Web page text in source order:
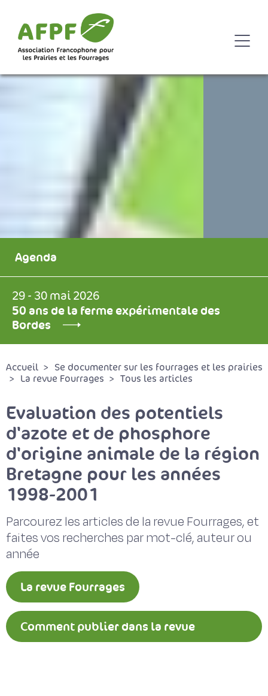
Agenda
29 - 30 mai 2026
50 ans de la ferme expérimentale des
Bordes
Accueil
Se documenter sur les fourrages et les prairies
La revue Fourrages
Tous les articles
Evaluation des potentiels
d'azote et de phosphore
d'origine animale de la région
Bretagne pour les années
1998-2001
Parcourez les articles de la revue Fourrages, et
faites vos recherches par mot-clé, auteur ou
année
La revue Fourrages
Comment publier dans la revue